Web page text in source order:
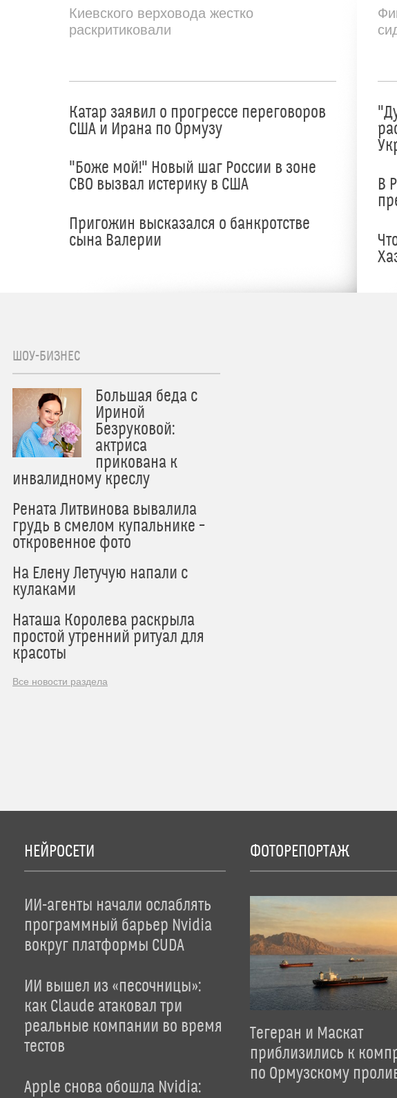
Киевского верховода жестко
раскритиковали
Катар заявил о прогрессе переговоров
США и Ирана по Ормузу
"Боже мой!" Новый шаг России в зоне
СВО вызвал истерику в США
Пригожин высказался о банкротстве
сына Валерии
В
ШОУ-БИЗНЕС
Большая беда с
Ириной
Безруковой:
актриса
прикована к
инвалидному креслу
Рената Литвинова вывалила
грудь в смелом купальнике –
откровенное фото
На Елену Летучую напали с
кулаками
Наташа Королева раскрыла
простой утренний ритуал для
красоты
Все новости раздела
НЕЙРОСЕТИ
ИИ-агенты начали ослаблять
программный барьер Nvidia
вокруг платформы CUDA
ИИ вышел из «песочницы»:
как Claude атаковал три
реальные компании во время
тестов
Apple снова обошла Nvidia:
ФОТОРЕПОРТАЖ
Тегеран и Маскат
приблизились к
по Ормузскому